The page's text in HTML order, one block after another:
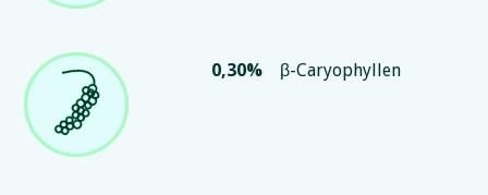
0,30% β-Caryophyllen